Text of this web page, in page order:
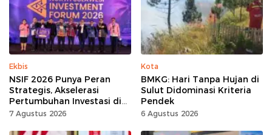
Ekbis
NSIF 2026 Punya Peran
Strategis, Akselerasi
Pertumbuhan Investasi di
Sulut
7 Agustus 2026
Kota
BMKG: Hari Tanpa Hujan di
Sulut Didominasi Kriteria
Pendek
6 Agustus 2026